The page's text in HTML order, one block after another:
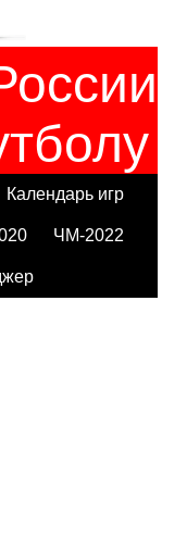
Календарь игр
ЧМ-2022